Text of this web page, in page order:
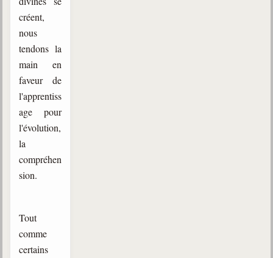
créent,
nous
tendons la
main en
faveur de
l'apprentiss
age pour
l'évolution,
la
compréhen
sion.
Tout
comme
certains